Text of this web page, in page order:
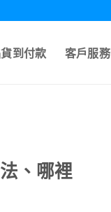
到付款 客戶服務
、哪裡